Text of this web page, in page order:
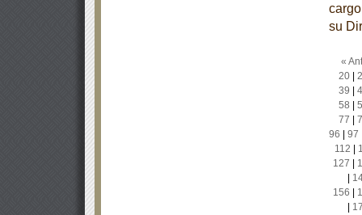
su
«
20|
39
58
77
96
97
112
127
156